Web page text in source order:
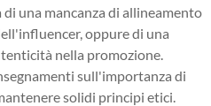
una mancanza di allineamento
oppure di una
nella promozione.
sull'importanza di
solidi principi etici.